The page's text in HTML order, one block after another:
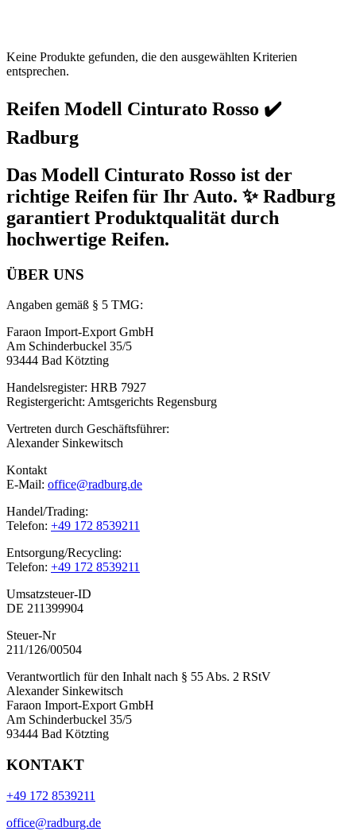
Keine Produkte gefunden, die den ausgewählten Kriterien
entsprechen.
Reifen Modell Cinturato Rosso ✔️
Radburg
Das Modell Cinturato Rosso ist der
richtige Reifen für Ihr Auto. ✨ Radburg
garantiert Produktqualität durch
hochwertige Reifen.
ÜBER UNS
Angaben gemäß § 5 TMG:
Faraon Import-Export GmbH
Am Schinderbuckel 35/5
93444 Bad Kötzting
Handelsregister: HRB 7927
Registergericht: Amtsgerichts Regensburg
Vertreten durch Geschäftsführer:
Alexander Sinkewitsch
Kontakt
E-Mail: office@radburg.de
Handel/Trading:
Telefon: +49 172 8539211
Entsorgung/Recycling:
Telefon: +49 172 8539211
Umsatzsteuer-ID
DE 211399904
Steuer-Nr
211/126/00504
Verantwortlich für den Inhalt nach § 55 Abs. 2 RStV
Alexander Sinkewitsch
Faraon Import-Export GmbH
Am Schinderbuckel 35/5
93444 Bad Kötzting
KONTAKT
+49 172 8539211
office@radburg.de